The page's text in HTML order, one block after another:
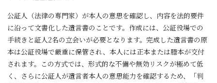
公証人（法律の専門家）が本人の意思を確認し、内容を法的要件
に沿って文書化した遺言書のことです。作成には、公証役場での
手続きと証人2名の立会いが必要となります。完成した遺言書の原
本は公証役場で厳重に保管され、本人には正本または謄本が交付
されます。この方式では、形式的な不備や無効リスクが極めて低
く、さらに公証人が遺言者本人の意思能力を確認するため、「判